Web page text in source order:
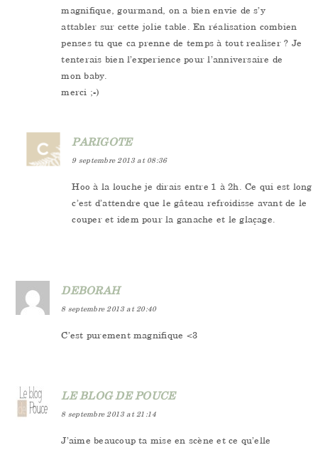
magnifique, gourmand, on a bien envie de s’y
attabler sur cette jolie table. En réalisation combien
penses tu que ca prenne de temps à tout realiser ? Je
tenterais bien l’experience pour l’anniversaire de
mon baby.
merci ;-)
PARIGOTE
9 septembre 2013 at 08:36
Hoo à la louche je dirais entre 1 à 2h. Ce qui est long
c’est d’attendre que le gâteau refroidisse avant de le
couper et idem pour la ganache et le glaçage.
DEBORAH
8 septembre 2013 at 20:40
C’est purement magnifique <3
LE BLOG DE POUCE
8 septembre 2013 at 21:14
J’aime beaucoup ta mise en scène et ce qu’elle